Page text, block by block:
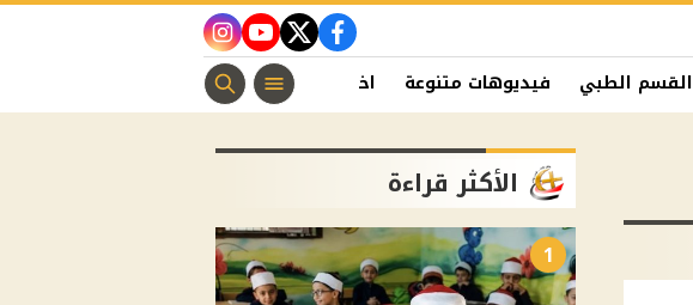
facebook
twitter
youtube
instagram
القسم الطبي فيديوهات متنوعة اخبار الفن منوعات مسيحية
الأكثر قراءة
1